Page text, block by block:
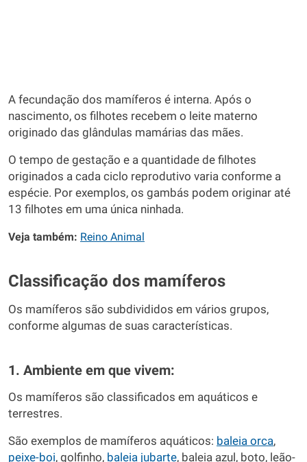
A fecundação dos mamíferos é interna. Após o
nascimento, os filhotes recebem o leite materno
originado das glândulas mamárias das mães.
O tempo de gestação e a quantidade de filhotes
originados a cada ciclo reprodutivo varia conforme a
espécie. Por exemplos, os gambás podem originar até
13 filhotes em uma única ninhada.
Veja também: Reino Animal
Classificação dos mamíferos
Os mamíferos são subdivididos em vários grupos,
conforme algumas de suas características.
1. Ambiente em que vivem:
Os mamíferos são classificados em aquáticos e
terrestres.
São exemplos de mamíferos aquáticos: baleia orca,
peixe-boi, golfinho, baleia jubarte, baleia azul, boto, leão-